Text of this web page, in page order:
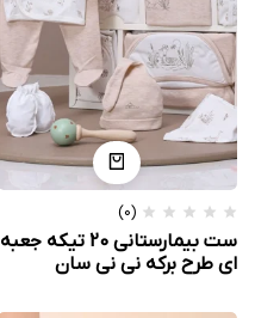
(0)
ست بیمارستانی 20 تیکه جعبه
ای طرح برکه نی نی سان